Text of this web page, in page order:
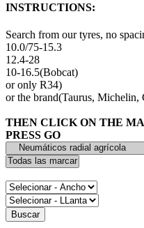
INSTRUCTIONS:
Search from our tyres, no
10.0/75-15.3
12.4-28
10-16.5(Bobcat)
or only R34)
or the brand(Taurus, Michelin,
THEN CLICK ON THE
PRESS GO